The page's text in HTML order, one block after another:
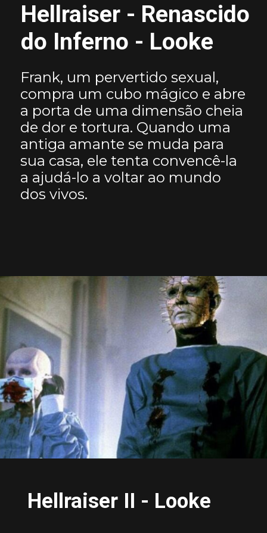
Frank, um pervertido sexual,
compra um cubo mágico e abre
a porta de uma dimensão cheia
de dor e tortura. Quando uma
antiga amante se muda para
sua casa, ele tenta convencê-la
a ajudá-lo a voltar ao mundo
dos vivos.
Hellraiser - Renascido
do Inferno - Looke
Hellraiser II - Looke